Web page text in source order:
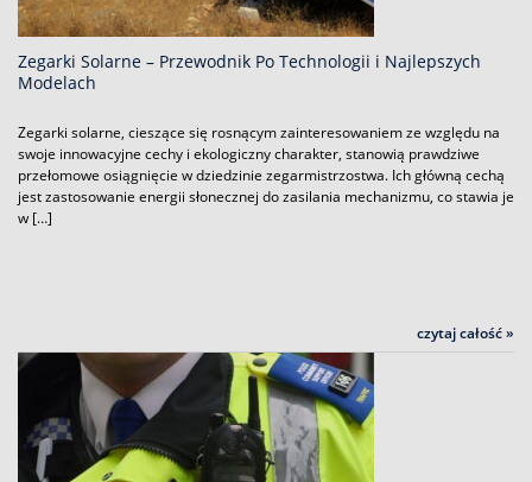
Zegarki Solarne – Przewodnik Po Technologii i Najlepszych
Modelach
Zegarki solarne, cieszące się rosnącym zainteresowaniem ze względu na
swoje innowacyjne cechy i ekologiczny charakter, stanowią prawdziwe
przełomowe osiągnięcie w dziedzinie zegarmistrzostwa. Ich główną cechą
jest zastosowanie energii słonecznej do zasilania mechanizmu, co stawia je
w […]
czytaj całość »